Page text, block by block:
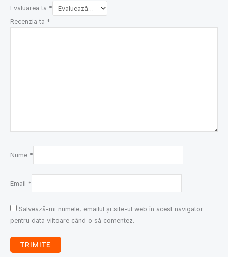
Evaluarea ta *
Recenzia ta *
Nume *
Email *
Salvează-mi numele, emailul și site-ul web în acest navigator
pentru data viitoare când o să comentez.